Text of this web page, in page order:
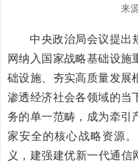
来
中央政治局会议提出
网纳入国家战略基础设施
础设施、夯实高质量发展
渗透经济社会各领域的当
务的单一范畴，成为牵引
家安全的核心战略资源
义，建强建优新一代通信